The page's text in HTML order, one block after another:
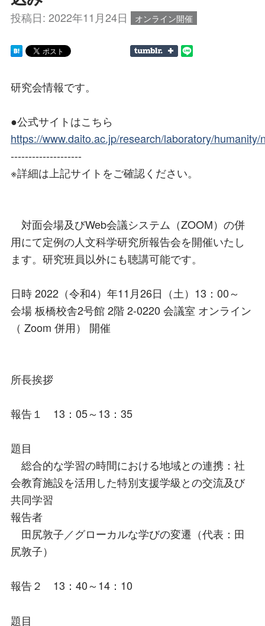
投稿日: 2022年11月24日 オンライン開催
研究会情報です。
●公式サイトはこちら
https://www.daito.ac.jp/research/laboratory/
--------------------
※詳細は上記サイトをご確認ください。
対面会場及びWeb会議システム（ZOOM）の併
用にて定例の人文科学研究所報告会を開催いたし
ます。研究班員以外にも聴講可能です。
日時 2022（令和4）年11月26日（土）13：00～
会場 板橋校舎2号館 2階 2-0220 会議室 オンライン
（ Zoom 併用） 開催
所長挨拶
報告１ 13：05～13：35
題目
総合的な学習の時間における地域との連携：社
会教育施設を活用した特別支援学級との交流及び
共同学習
報告者
田尻敦子／グローカルな学びの変遷（代表：田
尻敦子）
報告２ 13：40～14：10
題目